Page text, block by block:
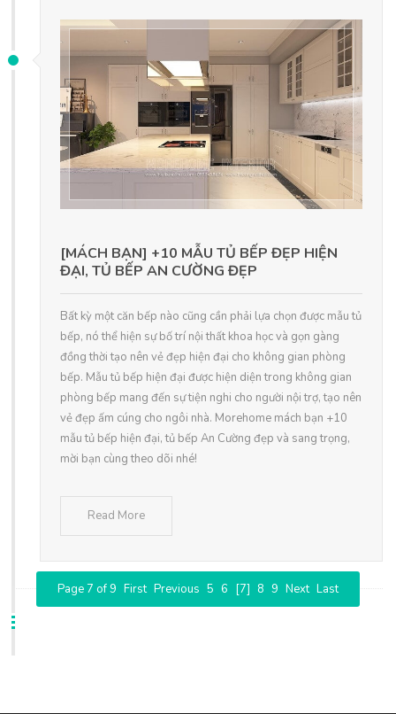
[MÁCH BẠN] +10 MẪU TỦ BẾP ĐẸP HIỆN
ĐẠI, TỦ BẾP AN CƯỜNG ĐẸP
Bất kỳ một căn bếp nào cũng cần phải lựa chọn được mẫu tủ
bếp, nó thể hiện sự bố trí nội thất khoa học và gọn gàng
đồng thời tạo nên vẻ đẹp hiện đại cho không gian phòng
bếp. Mẫu tủ bếp hiện đại được hiện diện trong không gian
phòng bếp mang đến sự tiện nghi cho người nội trợ, tạo nên
vẻ đẹp ấm cúng cho ngôi nhà. Morehome mách bạn +10
mẫu tủ bếp hiện đại, tủ bếp An Cường đẹp và sang trọng,
mời bạn cùng theo dõi nhé!
Read More
Page 7 of 9 First Previous 5 6 [7] 8 9 Next Last